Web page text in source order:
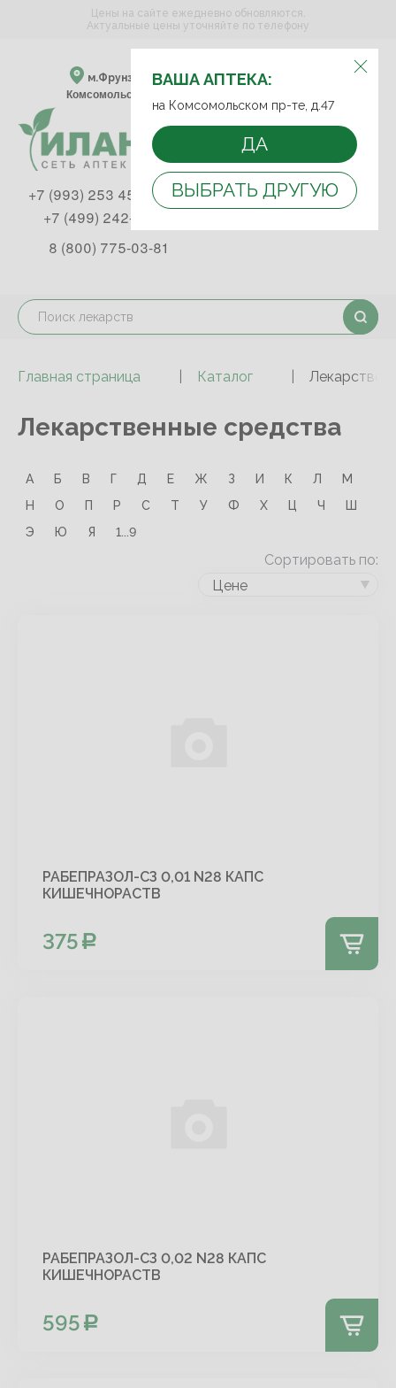
ВЫБЕРИТЕ АПТЕКУ:
м.Фрунзенская м.Спортивная
Комсомольский пр-т, д. 47
ВАША АПТЕКА:
на Комсомольском пр-те, д.47
ДА
ВЫБРАТЬ ДРУГУЮ
Цены на сайте ежедневно обновляются.
Актуальные цены уточняйте по телефону
+7 (993) 253 45 93
+7 (499) 242-90-85
8 (800) 775-03-81
Главная страница Каталог
Лекарственные средства
А Б В Г Д Е Ж З И К Л
М
Н
О П Р С Т У Ф Х Ц Ч
Ш
Э
Ю Я 1...9
Сортировать по:
Цене
РАБЕПРАЗОЛ-СЗ 0,01 N28 КАПС
КИШЕЧНОРАСТВ
375
РАБЕПРАЗОЛ-СЗ 0,02 N28 КАПС
КИШЕЧНОРАСТВ
595